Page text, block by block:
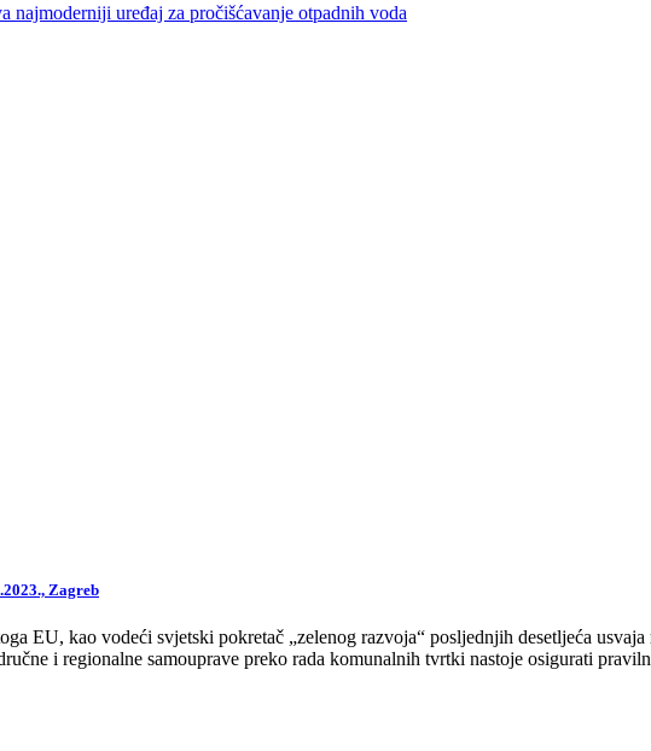
uređaj za pročišćavanje otpadnih voda
Zagreb
EU, kao vodeći svjetski pokretač „zelenog razvoja“ posljednjih desetljeća
i regionalne samouprave preko rada komunalnih tvrtki nastoje osigurati